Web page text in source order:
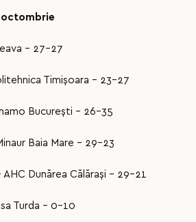
octombrie
– 27-27
Timișoara – 23-27
București – 26-35
Baia Mare – 29-23
Dunărea Călărași – 29-21
Turda – 0-10